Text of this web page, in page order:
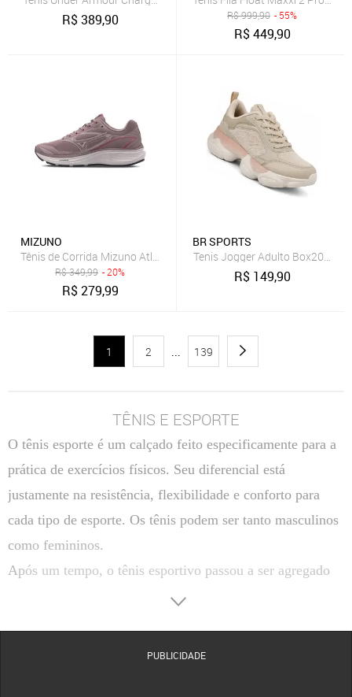
R$389,90 R$999,90 - 55%
R$449,90
MIZUNO
Tênis de Corrida Mizuno Atlantis 2
R$349,99 - 20%
R$279,99
BR SPORTS
Tenis Jogger Adulto Box200
R$ 149,90
1 2 ... 139
TÊNIS E ESPORTE
O tênis esporte é um calçado feito especificamente para a
prática de exercícios físicos. Seu diferencial está
justamente na resistência, flexibilidade e conforto para
cada tipo de esporte. Os tênis podem ser tanto masculinos
como femininos.
Após um tempo, o tênis esportivo passou a ser agregado
ao estilo mais informal, ou seja, é também utilizado
PUBLICIDADE